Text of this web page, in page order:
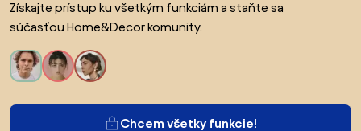
Získajte prístup ku všetkým funkciám a staňte sa
súčasťou Home&Decor komunity.
Chcem všetky funkcie!